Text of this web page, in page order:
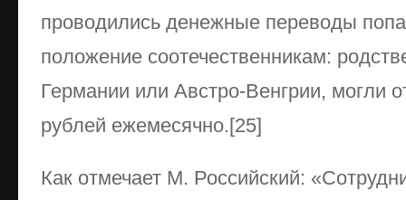
проводились денежные переводы
положение соотечественникам:
Германии или Австро-Венгрии, могли
рублей ежемесячно.[25]
Как отмечает М. Российский: